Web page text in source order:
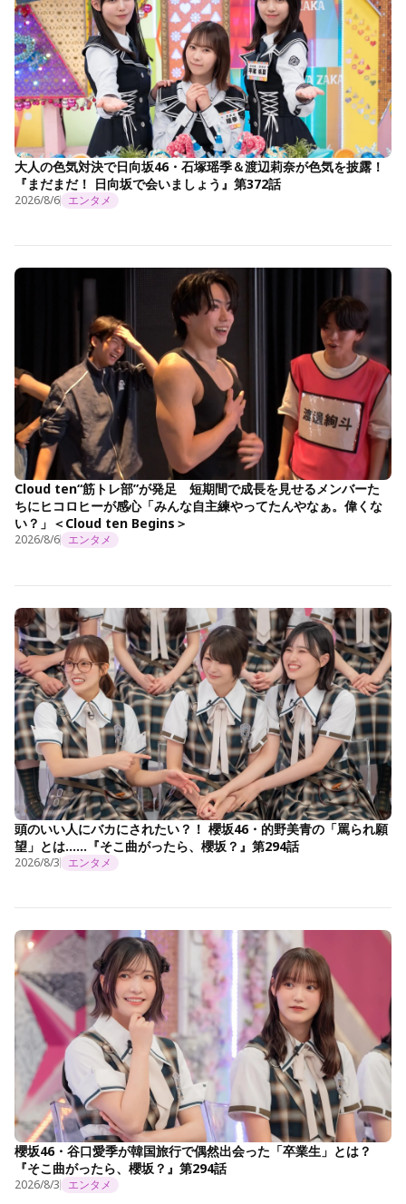
大人の色気対決で日向坂46・石塚瑶季＆渡辺莉奈が色気を披露！
『まだまだ！ 日向坂で会いましょう』第372話
2026/8/6 エンタメ
Cloud ten“筋トレ部”が発足 短期間で成長を見せるメンバーた
ちにヒコロヒーが感心「みんな自主練やってたんやなぁ。偉くな
い？」＜Cloud ten Begins＞
2026/8/6 エンタメ
頭のいい人にバカにされたい？！ 櫻坂46・的野美青の「罵られ願
望」とは……『そこ曲がったら、櫻坂？』第294話
2026/8/3 エンタメ
櫻坂46・谷口愛季が韓国旅行で偶然出会った「卒業生」とは？
『そこ曲がったら、櫻坂？』第294話
2026/8/3 エンタメ